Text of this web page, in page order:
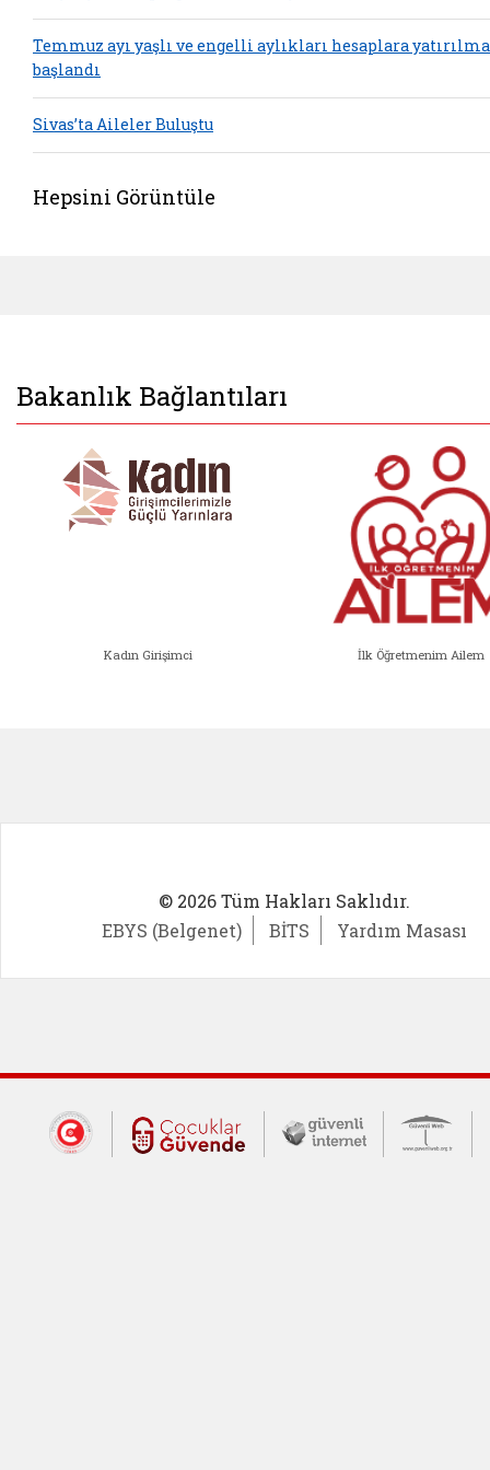
Temmuz ayı yaşlı ve engelli aylıkları hesaplara
başlandı
Sivas’ta Aileler Buluştu
Hepsini Görüntüle
Bakanlık Bağlantıları
Kadın Girişimci İlk Öğretmenim Ailem
© 2026 Tüm Hakları Saklıdır.
EBYS (Belgenet)
BİTS Yardım Masası
Dış Bağlantılar
Cumhurbaşkanlığı İletişim Merkezi
Çocuklar Güvende (yeni
Güvenli